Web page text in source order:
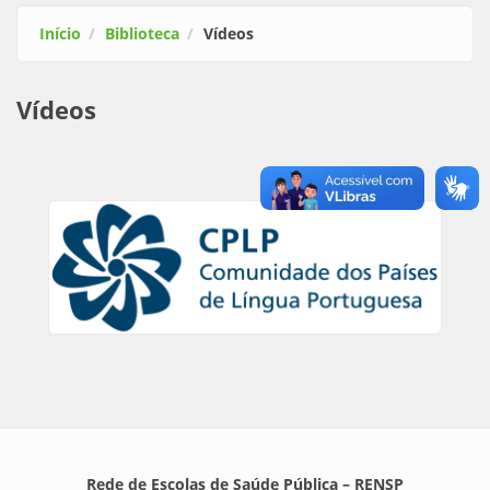
Início Biblioteca Vídeos
Vídeos
Rede de Escolas de Saúde Pública – RENSP